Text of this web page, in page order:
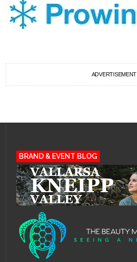
ADVERTISEMENT
BRAND & EVENT BLOG